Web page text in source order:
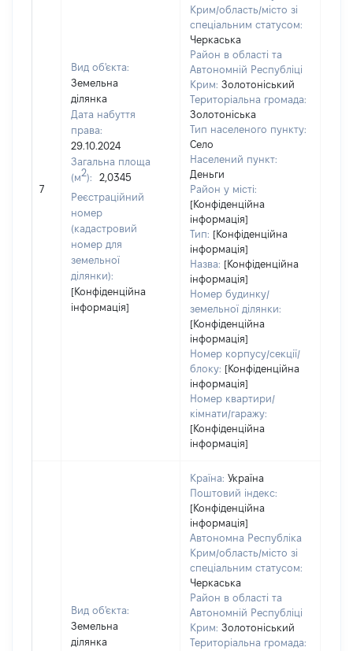
7
Вид об'єкта:
Земельна
ділянка
Дата набуття
права:
29.10.2024
Загальна площа
(м2):
2,0345
Реєстраційний
номер
(кадастровий
номер для
земельної
ділянки):
[Конфіденційна
інформація]
Крим/область/місто зі
спеціальним статусом:
Черкаська
Район в області та
Автономній Республіці
Крим: Золотоніський
Територіальна громада:
Золотоніська
Тип населеного пункту:
Село
Населений пункт:
Деньги
Район у місті:
[Конфіденційна
інформація]
Тип: [Конфіденційна
інформація]
Назва: [Конфіденційна
інформація]
Номер будинку/
земельної ділянки:
[Конфіденційна
інформація]
Номер корпусу/секції/
блоку: [Конфіденційна
інформація]
Номер квартири/
кімнати/гаражу:
[Конфіденційна
інформація]
Вид об'єкта:
Земельна
ділянка
Країна: Україна
Поштовий індекс:
[Конфіденційна
інформація]
Автономна Республіка
Крим/область/місто зі
спеціальним статусом:
Черкаська
Район в області та
Автономній Республіці
Крим: Золотоніський
Територіальна громада: